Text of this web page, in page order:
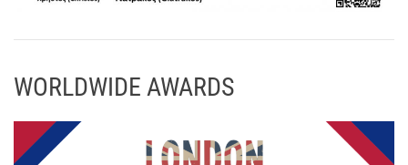
WORLDWIDE AWARDS